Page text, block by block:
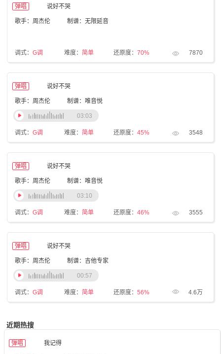
弹唱 说好不哭
歌手：周杰伦 制谱：无限延音
调式： G调 难度： 简单 还原度： 70% 7870
弹唱 说好不哭
歌手：周杰伦 制谱：唯音悦
调式： G调 难度： 简单 还原度： 45% 3548
03:03
弹唱 说好不哭
歌手：周杰伦 制谱：唯音悦
调式： G调 难度： 简单 还原度： 46% 3555
03:10
弹唱 说好不哭
歌手：周杰伦 制谱：吉他专家
调式： G调 难度： 简单 还原度： 56% 4.6万
00:57
近期热搜
弹唱 我记得